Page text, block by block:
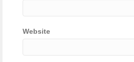
Website